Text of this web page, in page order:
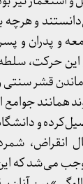
و
و پدران و
حرکت،
قشر سنتی
و
انقراض،
می‌شد که